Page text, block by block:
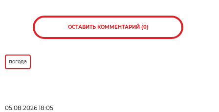
ОСТАВИТЬ КОММЕНТАРИЙ (0)
погода
05.08.2026 18:05